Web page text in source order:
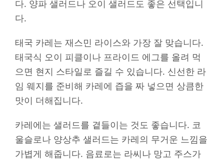
다. 양파 샐러드나 오이 샐러드도 좋은 선택입니
다.
태국 카레는 재스민 라이스와 가장 잘 맞습니다.
태국식 오이 피클이나 프라이드 에그를 올려 먹
으면 현지 스타일로 즐길 수 있습니다. 신선한 라
임 웨지를 준비해 카레에 즙을 짜 넣으면 상큼한
맛이 더해집니다.
카레에는 샐러드를 곁들이는 것도 좋습니다. 코
울슬로나 양상추 샐러드는 카레의 무거운 느낌을
가볍게 해줍니다. 음료로는 라씨나 망고 주스가